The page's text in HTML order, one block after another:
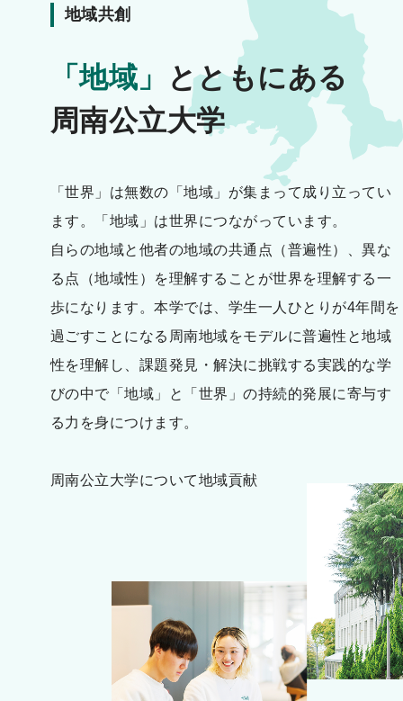
地域共創
「地域」
とともにある
周南公立大学
「世界」は無数の「地域」が集まって成り立ってい
ます。「地域」は世界につながっています。
自らの地域と他者の地域の共通点（普遍性）、異な
る点（地域性）を理解することが世界を理解する一
歩になります。本学では、学生一人ひとりが4年間を
過ごすことになる周南地域をモデルに普遍性と地域
性を理解し、課題発見・解決に挑戦する実践的な学
びの中で「地域」と「世界」の持続的発展に寄与す
る力を身につけます。
周南公立大学について地域貢献